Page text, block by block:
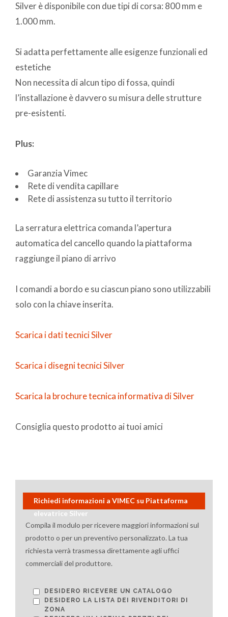
Silver è disponibile con due tipi di corsa: 800 mm e
1.000 mm.
Si adatta perfettamente alle esigenze funzionali ed
estetiche
Non necessita di alcun tipo di fossa, quindi
l’installazione è davvero su misura delle strutture
pre-esistenti.
Plus:
Garanzia Vimec
Rete di vendita capillare
Rete di assistenza su tutto il territorio
La serratura elettrica comanda l’apertura
automatica del cancello quando la piattaforma
raggiunge il piano di arrivo
I comandi a bordo e su ciascun piano sono utilizzabili
solo con la chiave inserita.
Scarica i dati tecnici Silver
Scarica i disegni tecnici Silver
Scarica la brochure tecnica informativa di Silver
Consiglia questo prodotto ai tuoi amici
Richiedi informazioni a VIMEC su Piattaforma
elevatrice Silver
Compila il modulo per ricevere maggiori informazioni sul
prodotto o per un preventivo personalizzato. La tua
richiesta verrà trasmessa direttamente agli uffici
commerciali del produttore.
DESIDERO RICEVERE UN CATALOGO
DESIDERO LA LISTA DEI RIVENDITORI DI
ZONA